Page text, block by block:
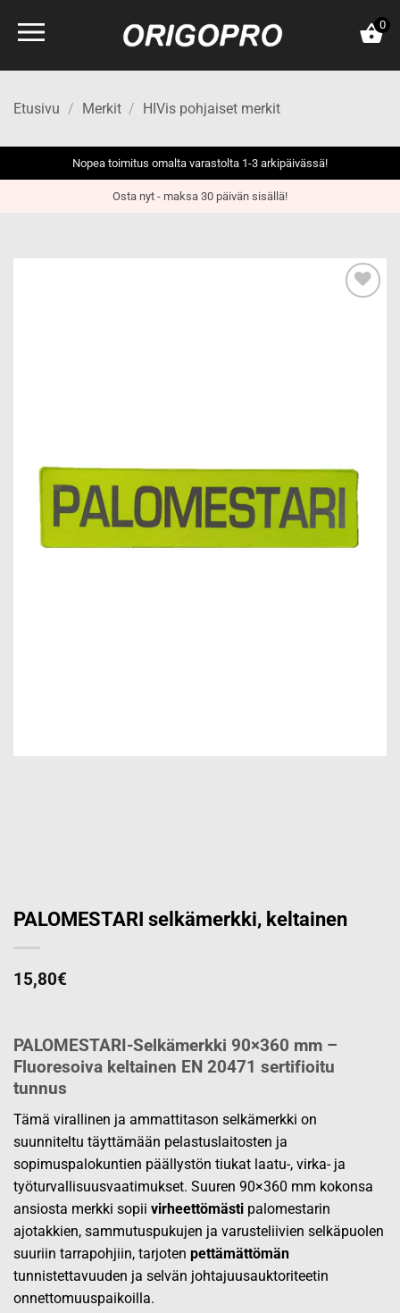
0
Etusivu / Merkit / HIVis pohjaiset merkit
Nopea toimitus omalta varastolta 1-3 arkipäivässä!
Osta nyt - maksa 30 päivän sisällä!
PALOMESTARI selkämerkki, keltainen
15,80€
PALOMESTARI-Selkämerkki 90×360 mm –
Fluoresoiva keltainen EN 20471 sertifioitu
tunnus
Tämä virallinen ja ammattitason selkämerkki on
suunniteltu täyttämään pelastuslaitosten ja
sopimuspalokuntien päällystön tiukat laatu-, virka- ja
työturvallisuusvaatimukset. Suuren 90×360 mm kokonsa
ansiosta merkki sopii virheettömästi palomestarin
ajotakkien, sammutuspukujen ja varusteliivien selkäpuolen
suuriin tarrapohjiin, tarjoten pettämättömän
tunnistettavuuden ja selvän johtajuusauktoriteetin
onnettomuuspaikoilla.